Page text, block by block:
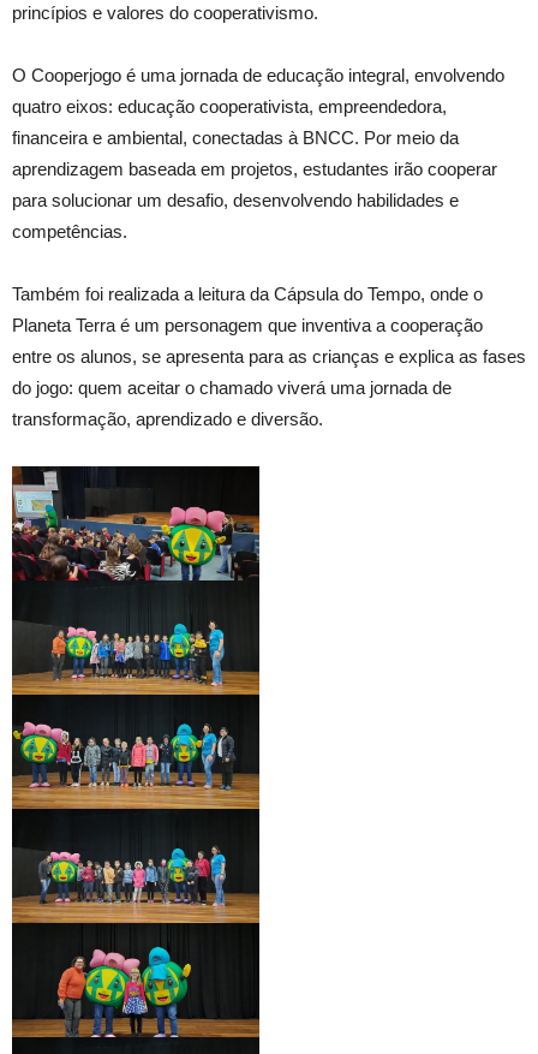
princípios e valores do cooperativismo.
O Cooperjogo é uma jornada de educação integral, envolvendo
quatro eixos: educação cooperativista, empreendedora,
financeira e ambiental, conectadas à BNCC. Por meio da
aprendizagem baseada em projetos, estudantes irão cooperar
para solucionar um desafio, desenvolvendo habilidades e
competências.
Também foi realizada a leitura da Cápsula do Tempo, onde o
Planeta Terra é um personagem que inventiva a cooperação
entre os alunos, se apresenta para as crianças e explica as fases
do jogo: quem aceitar o chamado viverá uma jornada de
transformação, aprendizado e diversão.